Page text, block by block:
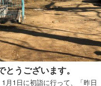
うございます。
月1日に初詣に行って、「昨日